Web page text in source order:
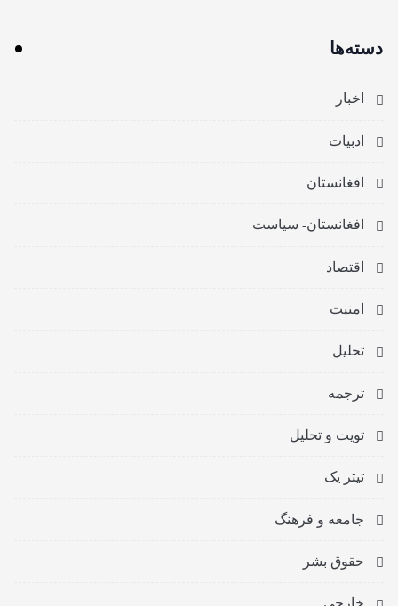
دسته‌ها
اخبار
ادبیات
افغانستان
افغانستان- سیاست
اقتصاد
امنیت
تحلیل
ترجمه
تویت و تحلیل
تیتر یک
جامعه و فرهنگ
حقوق بشر